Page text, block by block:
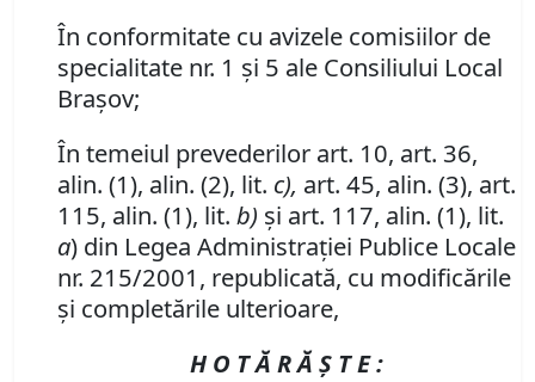
În conformitate cu avizele comisiilor de
specialitate nr. 1 şi 5 ale Consiliului Local
Braşov;
În temeiul prevederilor art. 10, art. 36,
alin. (1), alin. (2), lit. c), art. 45, alin. (3), art.
115, alin. (1), lit. b) şi art. 117, alin. (1), lit.
a) din Legea Administraţiei Publice Locale
nr. 215/2001, republicată, cu modificările
şi completările ulterioare,
H O T Ă R Ă Ş T E :